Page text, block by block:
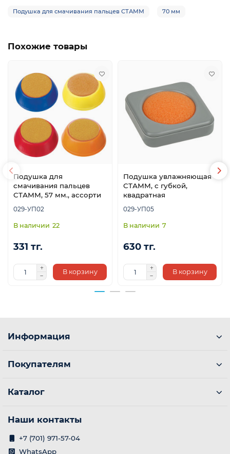
Подушка для смачивания пальцев СТАММ 70 мм
Похожие товары
Подушка для
смачивания пальцев
СТАММ, 57 мм., ассорти
029-УП02
22
331 тг.
В корзину
Подушка увлажняющая
СТАММ, с губкой,
квадратная
029-УП05
7
630 тг.
В корзину
Информация
Покупателям
Каталог
Наши контакты
+7 (701) 971-57-04
WhatsApp